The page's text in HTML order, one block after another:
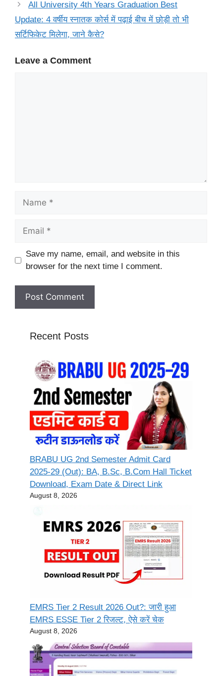
All University 4th Years Graduation Best
Update: 4 वर्षीय स्नातक कोर्स में पढ़ाई बीच में छोड़ी तो भी
सर्टिफिकेट मिलेगा, जाने कैसे?
Leave a Comment
Name
Email
Website
Save my name, email, and website in this
browser for the next time I comment.
Recent Posts
BRABU UG 2nd Semester Admit Card
2025-29 (Out): BA, B.Sc, B.Com Hall Ticket
Download, Exam Date & Direct Link
August 8, 2026
EMRS Tier 2 Result 2026 Out?: जारी हुआ
EMRS ESSE Tier 2 रिजल्ट, ऐसे करें चेक
August 8, 2026